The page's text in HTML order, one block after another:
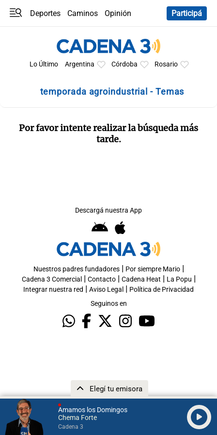
Amamos los Domingos
Chema Forte
Cadena 3
Elegí tu emisora
Deportes Caminos
Opinión
Participá
Lo Último Argentina Córdoba Rosario
temporada agroindustrial - Temas
Por favor intente realizar la búsqueda más
tarde.
Descargá nuestra App
Nuestros padres fundadores| Por siempre Mario|
Cadena 3 Comercial | Contacto| Cadena Heat | La Popu |
Integrar nuestra red | Aviso Legal | Política de Privacidad
Seguinos en